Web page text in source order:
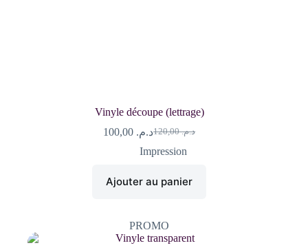
Vinyle découpe (lettrage)
د.م.120,00
Le
prix
د.م.Le
prix
Impression
Ajouter au panier
PROMO